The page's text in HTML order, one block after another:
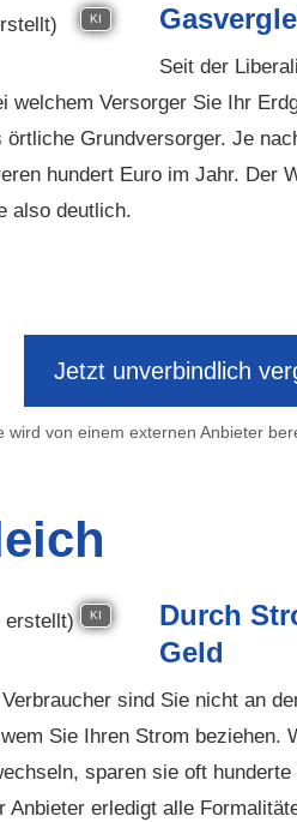
KI
Seit der
welchem Versorger Sie Ihr
Grundversorger. Je
hundert Euro im Jahr. Der
also deutlich.
Jetzt unverbindlich
wird von einem externen Anbieter
KI
Durch
Geld
sind Sie nicht an
Sie Ihren Strom beziehen.
sparen sie oft
Anbieter erledigt alle